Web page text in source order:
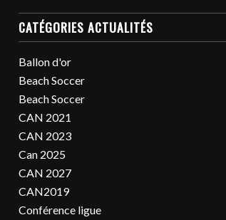
CATÉGORIES ACTUALITÉS
Ballon d'or
Beach Soccer
Beach Soccer
CAN 2021
CAN 2023
Can 2025
CAN 2027
CAN2019
Conférence ligue